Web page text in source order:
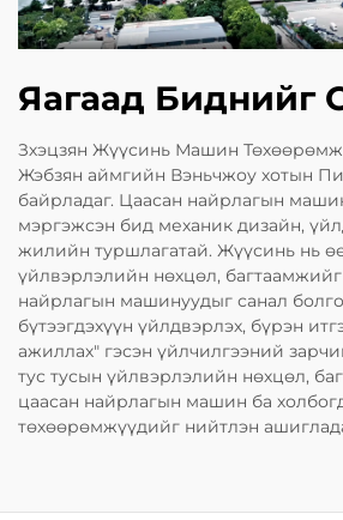
Яагаад Биднийг
Зхэцзян Жүүсинь Машин
Жэбзян аймгийн Вэньчжоу хотын
байрладаг. Цаасан найрлагын
мэргэжсэн бид механик дизайн,
жилийн туршлагатай. Жүүсинь нь
үйлвэрлэлийн нөхцөл, багтаамжийг
найрлагын машинуудыг санал
бүтээгдэхүүн үйлдвэрлэх, бүрэн
ажиллах" гэсэн үйлчилгээний
тус тусын үйлвэрлэлийн нөхцөл,
цаасан найрлагын машин ба
төхөөрөмжүүдийг нийтлэн